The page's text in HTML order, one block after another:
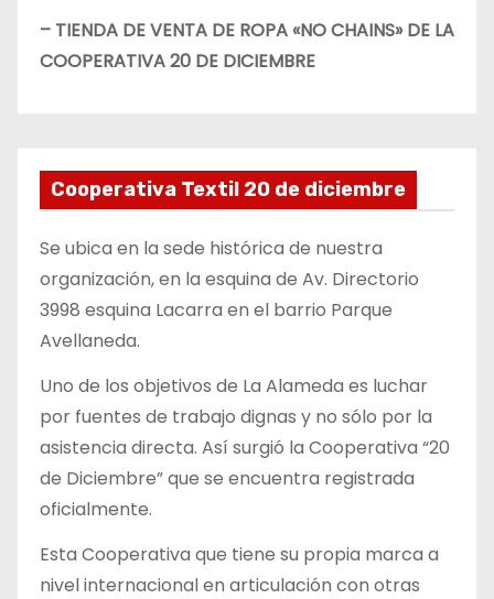
– TIENDA DE VENTA DE ROPA «NO CHAINS» DE LA
COOPERATIVA 20 DE DICIEMBRE
Cooperativa Textil 20 de diciembre
Se ubica en la sede histórica de nuestra
organización, en la esquina de Av. Directorio
3998 esquina Lacarra en el barrio Parque
Avellaneda.
Uno de los objetivos de La Alameda es luchar
por fuentes de trabajo dignas y no sólo por la
asistencia directa. Así surgió la Cooperativa “20
de Diciembre” que se encuentra registrada
oficialmente.
Esta Cooperativa que tiene su propia marca a
nivel internacional en articulación con otras